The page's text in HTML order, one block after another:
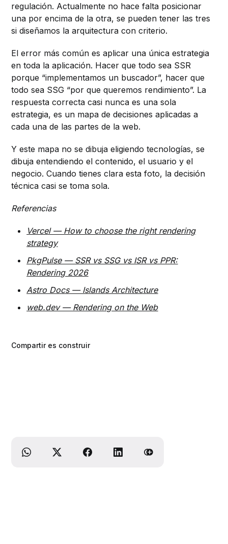
regulación. Actualmente no hace falta posicionar
una por encima de la otra, se pueden tener las tres
si diseñamos la arquitectura con criterio.
El error más común es aplicar una única estrategia
en toda la aplicación. Hacer que todo sea SSR
porque “implementamos un buscador”, hacer que
todo sea SSG “por que queremos rendimiento”. La
respuesta correcta casi nunca es una sola
estrategia, es un mapa de decisiones aplicadas a
cada una de las partes de la web.
Y este mapa no se dibuja eligiendo tecnologías, se
dibuja entendiendo el contenido, el usuario y el
negocio. Cuando tienes clara esta foto, la decisión
técnica casi se toma sola.
Referencias
Vercel — How to choose the right rendering
strategy
PkgPulse — SSR vs SSG vs ISR vs PPR:
Rendering 2026
Astro Docs — Islands Architecture
web.dev — Rendering on the Web
Compartir es construir